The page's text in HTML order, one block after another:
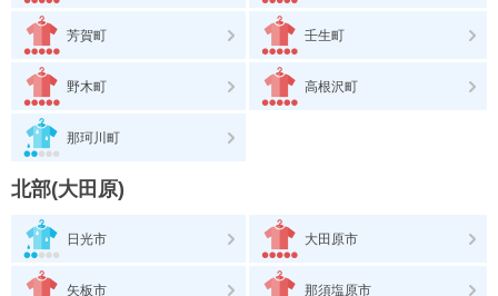
芳賀町 壬生町
野木町 高根沢町
那珂川町
北部(大田原)
日光市 大田原市
矢板市 那須塩原市